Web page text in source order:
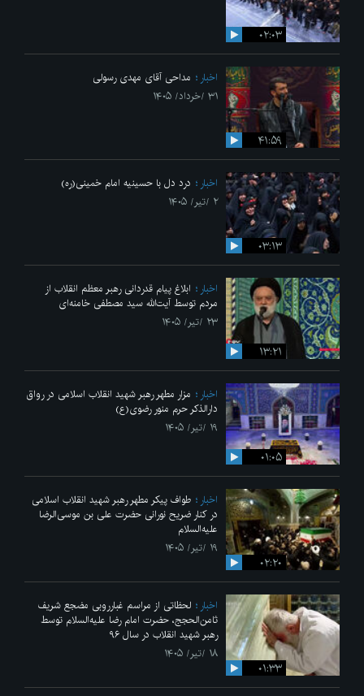
۰۲:۰۳
۴۱:۵۹
اخبار
مداحی آقای مهدی رسولی
۳۱ /خرداد/ ۱۴۰۵
۰۳:۱۳
اخبار
درد دل با حسینیه امام خمینی(ره)
۲ /تیر/ ۱۴۰۵
۱۳:۲۱
اخبار
ابلاغ پیام قدردانی رهبر معظم انقلاب از
مردم توسط آیت‌الله سید مصطفی خامنه‌ای
۲۳ /تیر/ ۱۴۰۵
۰۱:۰۵
اخبار
مزار مطهر رهبر شهید انقلاب اسلامی در رواق
دارالذکر حرم منور رضوی(ع)
۱۹ /تیر/ ۱۴۰۵
۰۲:۲۰
اخبار
طواف پیکر مطهر رهبر شهید انقلاب اسلامی
در کنار ضریح نورانی حضرت علی‌ بن موسی‌الرضا
علیه‌السلام
۱۹ /تیر/ ۱۴۰۵
۰۱:۳۳
اخبار
لحظاتی از مراسم غبارروبی مضجع شریف
ثامن‌الحجج، حضرت امام رضا علیه‌السلام توسط
رهبر شهید انقلاب در سال ۹۶
۱۸ /تیر/ ۱۴۰۵